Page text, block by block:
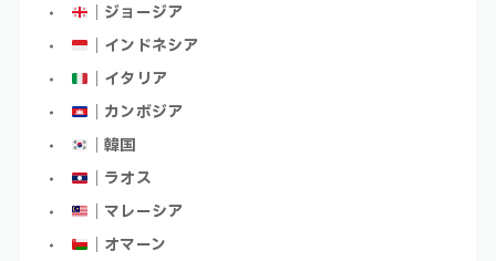
｜ジョージア
｜インドネシア
｜イタリア
｜カンボジア
｜韓国
｜ラオス
｜マレーシア
｜オマーン